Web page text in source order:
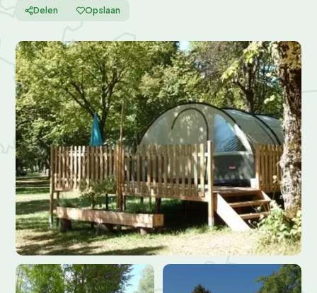
Delen Opslaan